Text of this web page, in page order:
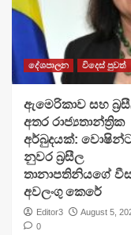
දේශපාලන විදෙස් පුවත්
ඇමෙරිකාව සහ
අතර රාජ්‍යතාන්ත්‍රික
අර්බුදයක්:
නුවර බ්‍රසීල
තානාපතිනියගේ
අවලංගු කෙරේ
Editor3
August 5,
0